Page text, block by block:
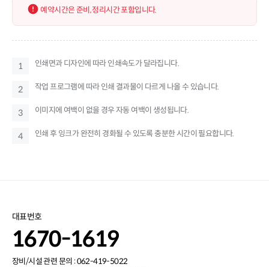
예약시간은 준비, 정리시간 포함입니다.
1 인쇄면과 디자인에 따라 인쇄속도가 달라집니다.
2 작업 프로그램에 따라 인쇄 결과물이 다르게 나올 수 있습니다.
3 이미지에 여백이 없을 경우 자동 여백이 생성됩니다.
4 인쇄 후 잉크가 완전히 경화될 수 있도록 충분한 시간이 필요합니다.
대표번호
1670-1619
장비/시설 관련 문의 : 062-419-5022